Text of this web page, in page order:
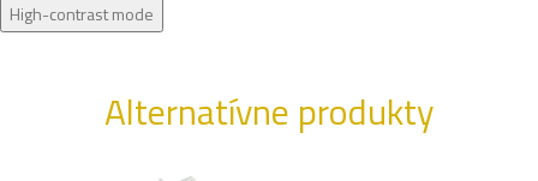
High-contrast mode
Alternatívne produkty